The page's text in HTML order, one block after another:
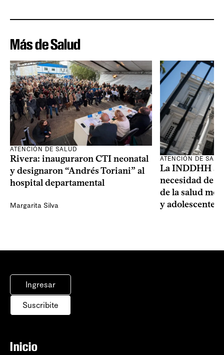
Más de Salud
ATENCIÓN DE SALUD
Rivera: inauguraron CTI neonatal
y designaron “Andrés Toriani” al
hospital departamental
Margarita Silva
ATENCIÓN DE
La INDDHH
necesidad de
de la salud
y adolescentes
Ingresar
Suscribite
Inicio